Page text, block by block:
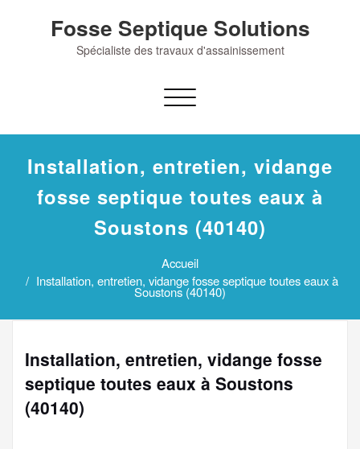
Fosse Septique Solutions
Spécialiste des travaux d'assainissement
Afficher/masquer
navigation
Installation, entretien, vidange
fosse septique toutes eaux à
Soustons (40140)
Accueil
Installation, entretien, vidange fosse septique toutes eaux à
Soustons (40140)
Installation, entretien, vidange fosse
septique toutes eaux à Soustons
(40140)